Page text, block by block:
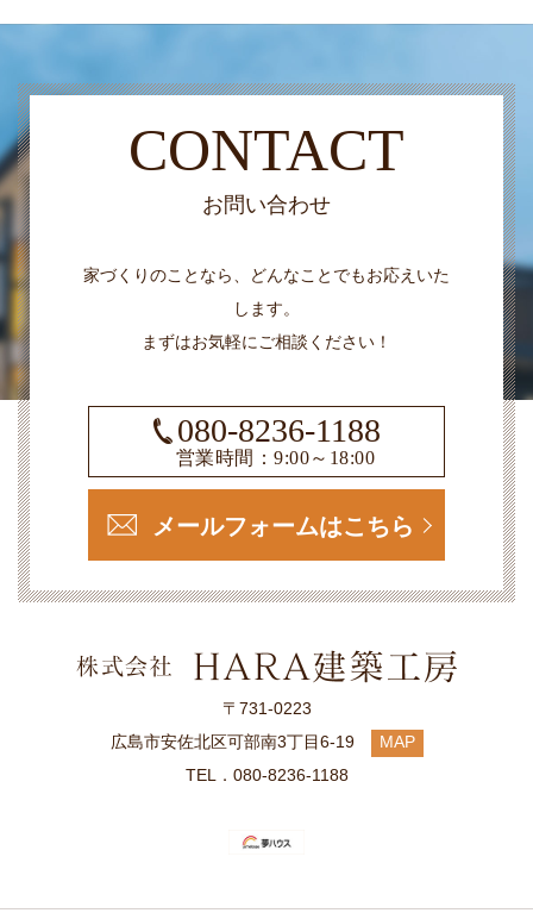
CONTACT
お問い合わせ
家づくりのことなら、どんなことでもお応えいた
します。
まずはお気軽にご相談ください！
080-8236-1188
営業時間：9:00～18:00
メールフォームはこちら
〒731-0223
広島市安佐北区可部南3丁目6-19
MAP
TEL．080-8236-1188